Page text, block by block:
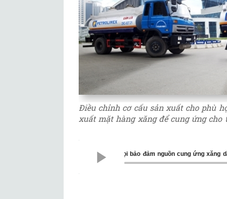
Điều chỉnh cơ cấu sản xuất cho phù
xuất mặt hàng xăng để cung ứng
Bộ Công Thương kêu gọi bảo đảm nguồn cung ứng